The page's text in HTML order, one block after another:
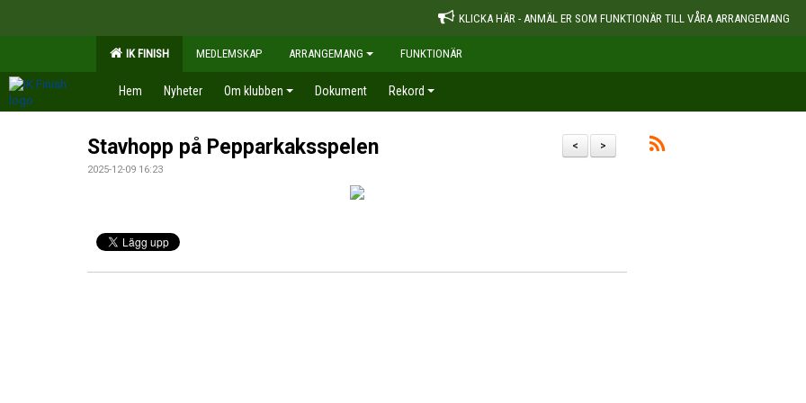
KLICKA HÄR - ANMÄL ER SOM FUNKTIONÄR TILL VÅRA ARRANGEMANG
IK FINISH MEDLEMSKAP ARRANGEMANG FUNKTIONÄR
Hem Nyheter Om klubben Dokument Rekord
>
<
Stavhopp på Pepparkaksspelen
2025-12-09 16:23